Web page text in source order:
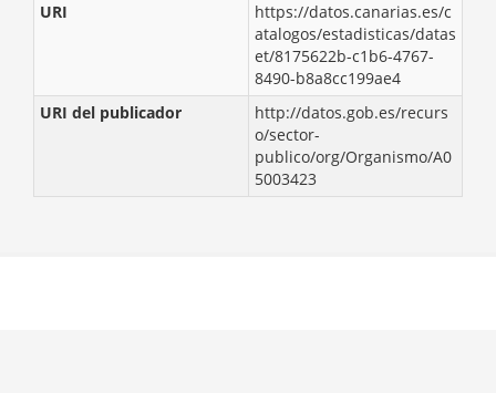
URI
https://datos.canarias.es/c
atalogos/estadisticas/datas
et/8175622b-c1b6-4767-
8490-b8a8cc199ae4
URI del publicador
http://datos.gob.es/recurs
o/sector-
publico/org/Organismo/A0
5003423